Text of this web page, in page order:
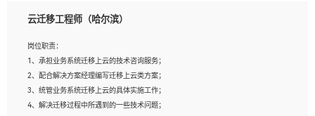
岗位要求：
2、熟悉tensorflow，keras，pytorch等常规深度学习框架，快速根据客户需求实现
有效的模型；
3、熟悉掌握至少一种编程语言，如：Python，Java；
4、 熟悉NLP相关算法与实现；
5、至少有一次及以上问答系统的项目实践，熟悉问答系统全流程开发者优先；
云迁移工程师（哈尔滨）
岗位职责：
1、承担业务系统迁移上云的技术咨询服务；
2、配合解决方案经理编写迁移上云类方案；
3、统管业务系统迁移上云的具体实施工作；
4、解决迁移过程中所遇到的一些技术问题；